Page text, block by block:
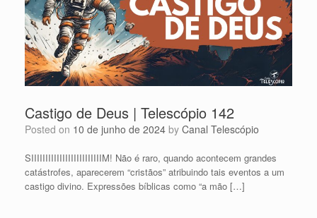
Castigo de Deus | Telescópio 142
Posted on 10 de junho de 2024 by Canal Telescópio
SIIIIIIIIIIIIIIIIIIIIIIIIIM! Não é raro, quando acontecem grandes
catástrofes, aparecerem “cristãos” atribuindo tais eventos a um
castigo divino. Expressões bíblicas como “a mão […]